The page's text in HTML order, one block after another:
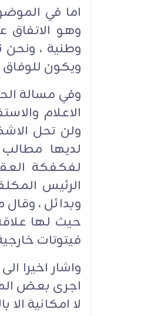
اما في
وهو
وطنية ، ونحن
ويكون
وفي مسالة
الاعلام
ولن تحل
لديها
لفكفكة
الرئيس
وبدائل ،
حيث لها
فيتوتات
واشار اخيرا
اجرى بعض
لا امكانية الا